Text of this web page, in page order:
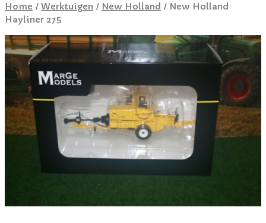
Home / Werktuigen / New Holland / New Holland
Hayliner 275